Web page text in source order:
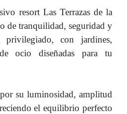
resort Las Terrazas de la
de tranquilidad, seguridad y
con jardines,
ocio diseñadas para tu
su luminosidad, amplitud
el equilibrio perfecto